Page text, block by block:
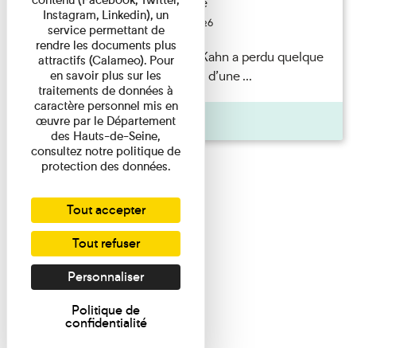
Du 15/08/2026 au 15/08/2026
Il semblerait qu’Albert Kahn a perdu quelque
chose... Accompagnés d’une ...
Agenda
Instagram, Linkedin), un
service permettant de
rendre les documents plus
attractifs (Calameo). Pour
en savoir plus sur les
traitements de données à
caractère personnel mis en
œuvre par le Département
des Hauts-de-Seine,
consultez notre politique de
protection des données.
Tout accepter
Tout refuser
Personnaliser
Politique de
confidentialité